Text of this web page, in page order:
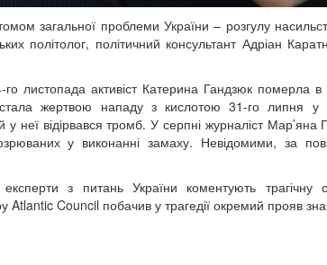
загальної проблеми України – розгулу
політолог, політичний консультант Адріан
листопада активіст Катерина Гандзюк померла в
жертвою нападу з кислотою 31-го липня у
неї відірвався тромб. У серпні журналіст Мар’яна
у виконанні замаху. Невідомими, за
з питань України коментують трагічну
Atlantic Council побачив у трагедії окремий прояв